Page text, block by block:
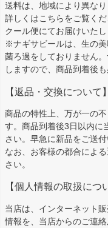
送料は、地域により異なり
詳しくはこちらをご覧くだ
クール便にてお届けいたし
※ナギサビールは、生の
菌ろ過をしておりません
しますので、商品到着後
【返品・交換について】
商品の特性上、万が一の
す。商品到着後3日以内に
さい。早急に新品をご送付
なお、お客様の都合によ
さい。
【個人情報の取扱につ
当店は、インターネット
情報を、当店からのご連